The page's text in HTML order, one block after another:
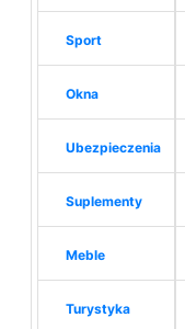
Sport
Okna
Ubezpieczenia
Suplementy
Meble
Turystyka